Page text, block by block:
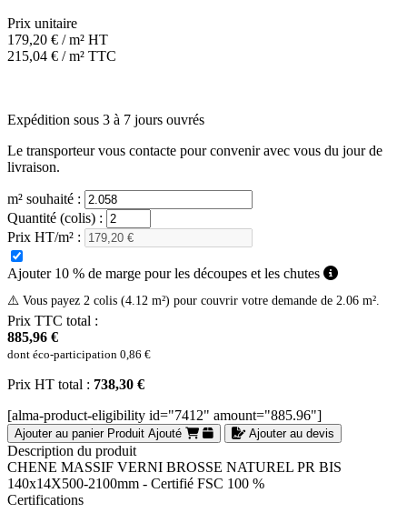
Prix unitaire
179,20 € / m² HT
215,04 € / m² TTC
Expédition sous 3 à 7 jours ouvrés
Le transporteur vous contacte pour convenir avec vous du jour de
livraison.
m² souhaité :
Quantité (colis) :
Prix HT/m² :
Ajouter 10 % de marge pour les découpes et les chutes
⚠️ Vous payez 2 colis (4.12 m²) pour couvrir votre demande de 2.06 m².
Prix TTC total :
885,96 €
dont éco-participation 0,86 €
Prix HT total : 738,30 €
[alma-product-eligibility id="7412" amount="885.96"]
Ajouter au panier Produit Ajouté Ajouter au devis
Description du produit
CHENE MASSIF VERNI BROSSE NATUREL PR BIS
140x14X500-2100mm - Certifié FSC 100 %
Certifications